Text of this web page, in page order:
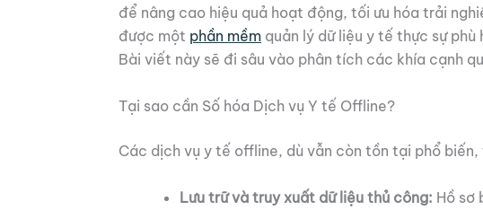
để nâng cao hiệu quả hoạt động, tối ưu hóa trải
được một phần mềm quản lý dữ liệu y tế thực sự
Bài viết này sẽ đi sâu vào phân tích các khía cạnh
Tại sao cần Số hóa Dịch vụ Y tế Offline?
Các dịch vụ y tế offline, dù vẫn còn tồn tại phổ
Lưu trữ và truy xuất dữ liệu thủ công: Hồ sơ